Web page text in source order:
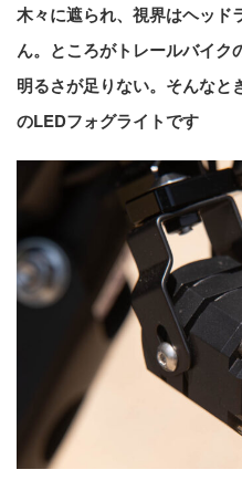
木々に遮られ、視界はヘッド
ん。ところがトレールバイク
明るさが足りない。そんなと
のLEDフォグライトです